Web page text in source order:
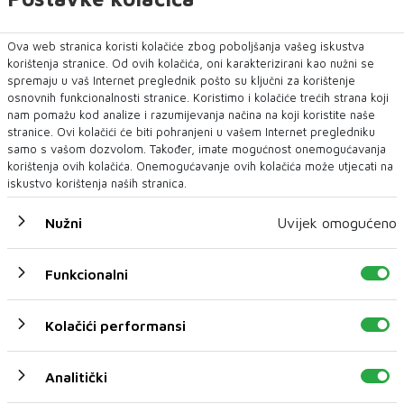
Ova web stranica koristi kolačiće zbog poboljšanja vašeg iskustva
korištenja stranice. Od ovih kolačića, oni karakterizirani kao nužni se
spremaju u vaš Internet preglednik pošto su ključni za korištenje
osnovnih funkcionalnosti stranice. Koristimo i kolačiće trećih strana koji
nam pomažu kod analize i razumijevanja načina na koji koristite naše
stranice. Ovi kolačići će biti pohranjeni u vašem Internet pregledniku
samo s vašom dozvolom. Također, imate mogućnost onemogućavanja
korištenja ovih kolačića. Onemogućavanje ovih kolačića može utjecati na
iskustvo korištenja naših stranica.
Nužni Uvijek omogućeno
Funkcionalni
Kolačići performansi
Analitički